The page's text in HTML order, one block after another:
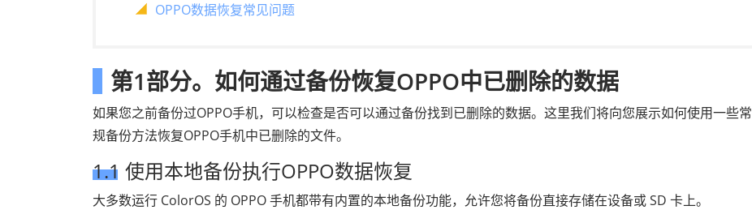
OPPO数据恢复常见问题
第1部分。如何通过备份恢复OPPO中已删除的数据
如果您之前备份过OPPO手机，可以检查是否可以通过备份找到已删除的数据。这里我们将向您展示如何使用一些常
规备份方法恢复OPPO手机中已删除的文件。
1.1 使用本地备份执行OPPO数据恢复
大多数运行 ColorOS 的 OPPO 手机都带有内置的本地备份功能，允许您将备份直接存储在设备或 SD 卡上。